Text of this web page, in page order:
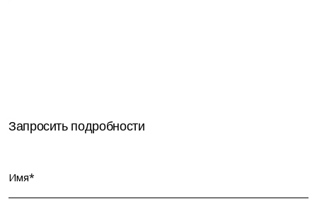
Запросить подробности
Имя*